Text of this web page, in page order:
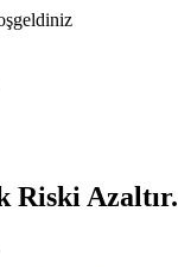
Riski Azaltır.